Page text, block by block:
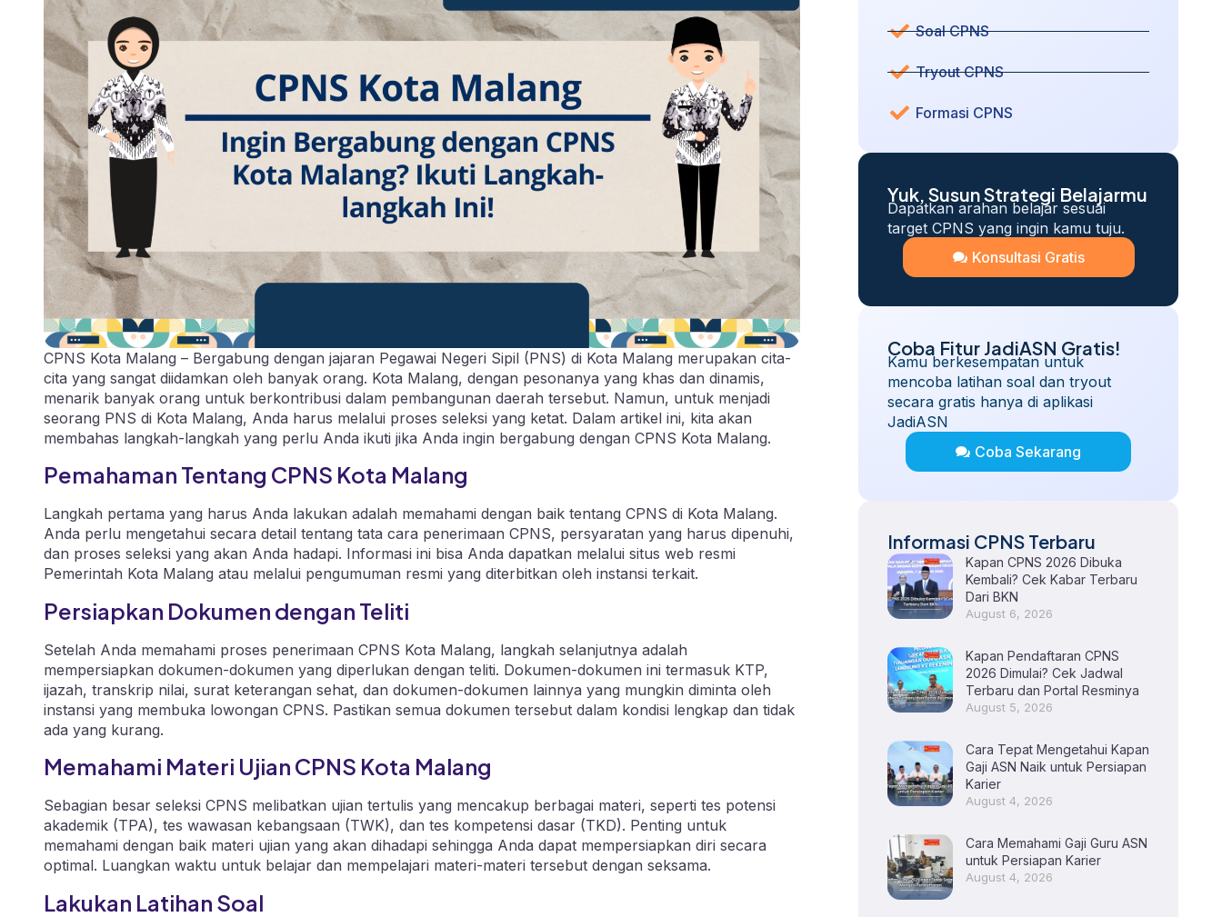
CPNS Kota Malang – Bergabung dengan jajaran Pegawai Negeri Sipil (PNS) di Kota Malang merupakan cita-
cita yang sangat diidamkan oleh banyak orang. Kota Malang, dengan pesonanya yang khas dan dinamis,
menarik banyak orang untuk berkontribusi dalam pembangunan daerah tersebut. Namun, untuk menjadi
seorang PNS di Kota Malang, Anda harus melalui proses seleksi yang ketat. Dalam artikel ini, kita akan
membahas langkah-langkah yang perlu Anda ikuti jika Anda ingin bergabung dengan CPNS Kota Malang.
Pemahaman Tentang CPNS Kota Malang
Langkah pertama yang harus Anda lakukan adalah memahami dengan baik tentang CPNS di Kota Malang.
Anda perlu mengetahui secara detail tentang tata cara penerimaan CPNS, persyaratan yang harus dipenuhi,
dan proses seleksi yang akan Anda hadapi. Informasi ini bisa Anda dapatkan melalui situs web resmi
Pemerintah Kota Malang atau melalui pengumuman resmi yang diterbitkan oleh instansi terkait.
Persiapkan Dokumen dengan Teliti
Setelah Anda memahami proses penerimaan CPNS Kota Malang, langkah selanjutnya adalah
mempersiapkan dokumen-dokumen yang diperlukan dengan teliti. Dokumen-dokumen ini termasuk KTP,
ijazah, transkrip nilai, surat keterangan sehat, dan dokumen-dokumen lainnya yang mungkin diminta oleh
instansi yang membuka lowongan CPNS. Pastikan semua dokumen tersebut dalam kondisi lengkap dan tidak
ada yang kurang.
Memahami Materi Ujian CPNS Kota Malang
Sebagian besar seleksi CPNS melibatkan ujian tertulis yang mencakup berbagai materi, seperti tes potensi
akademik (TPA), tes wawasan kebangsaan (TWK), dan tes kompetensi dasar (TKD). Penting untuk
memahami dengan baik materi ujian yang akan dihadapi sehingga Anda dapat mempersiapkan diri secara
optimal. Luangkan waktu untuk belajar dan mempelajari materi-materi tersebut dengan seksama.
Lakukan Latihan Soal
Soal CPNS
Tryout CPNS
Formasi CPNS
Yuk, Susun Strategi Belajarmu
Dapatkan arahan belajar sesuai
target CPNS yang ingin kamu tuju.
Konsultasi Gratis
Coba Fitur JadiASN Gratis!
Kamu berkesempatan untuk
mencoba latihan soal dan tryout
secara gratis hanya di aplikasi
JadiASN
Coba Sekarang
Informasi CPNS Terbaru
Kapan CPNS 2026 Dibuka
Kembali? Cek Kabar Terbaru
Dari BKN
August 6, 2026
Kapan Pendaftaran CPNS
2026 Dimulai? Cek Jadwal
Terbaru dan Portal Resminya
August 5, 2026
Cara Tepat Mengetahui Kapan
Gaji ASN Naik untuk Persiapan
Karier
August 4, 2026
Cara Memahami Gaji Guru ASN
untuk Persiapan Karier
August 4, 2026